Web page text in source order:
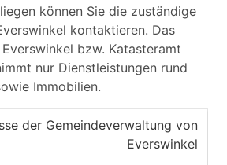
können Sie die zuständige
kontaktieren. Das
bzw. Katasteramt
nur Dienstleistungen rund
Immobilien.
der Gemeindeverwaltung von
Everswinkel